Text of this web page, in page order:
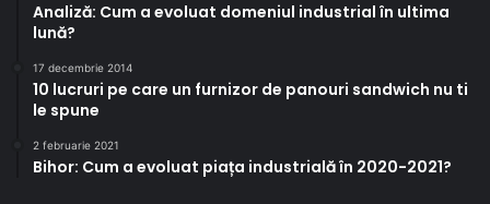
Analiză: Cum a evoluat domeniul industrial în ultima
lună?
17 decembrie 2014
10 lucruri pe care un furnizor de panouri sandwich nu ti
le spune
2 februarie 2021
Bihor: Cum a evoluat piața industrială în 2020-2021?